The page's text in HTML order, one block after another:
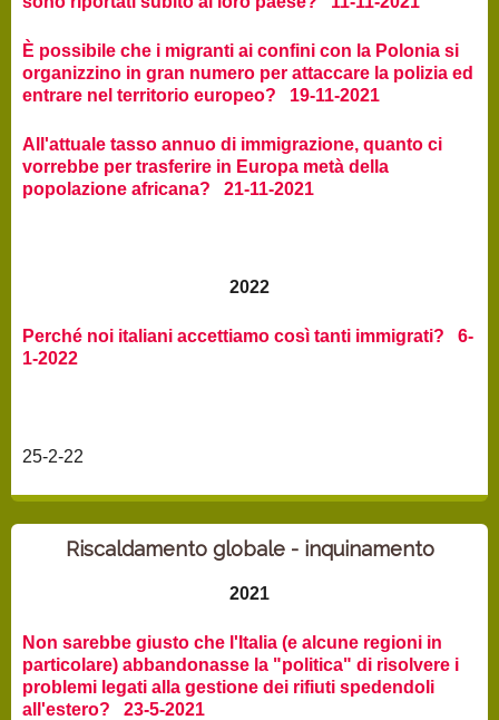
È possibile che i migranti ai confini con la Polonia si
organizzino in gran numero per attaccare la polizia ed
entrare nel territorio europeo? 19-11-2021
All'attuale tasso annuo di immigrazione, quanto ci
vorrebbe per trasferire in Europa metà della
popolazione africana? 21-11-2021
2022
Perché noi italiani accettiamo così tanti immigrati? 6-
1-2022
25-2-22
Riscaldamento globale - inquinamento
2021
Non sarebbe giusto che l'Italia (e alcune regioni in
particolare) abbandonasse la "politica" di risolvere i
problemi legati alla gestione dei rifiuti spedendoli
all'estero? 23-5-2021